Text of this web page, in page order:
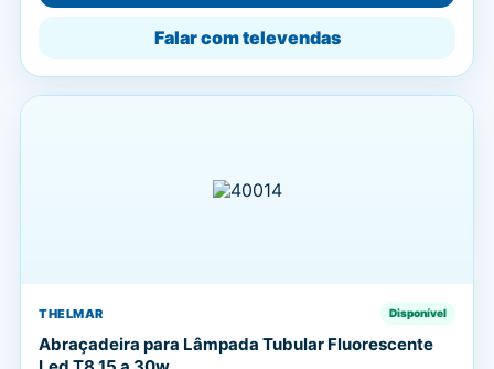
Falar com televendas
THELMAR Disponível
Abraçadeira para Lâmpada Tubular Fluorescente